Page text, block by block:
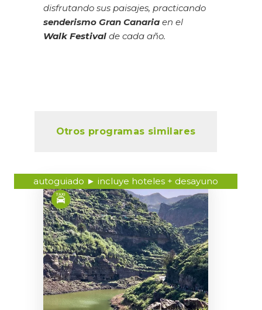
disfrutando sus paisajes, practicando
senderismo Gran Canaria en el
Walk Festival de cada año.
Otros programas similares
autoguiado ► incluye hoteles + desayuno